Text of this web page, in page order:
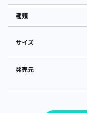
種類
サイズ
発売元